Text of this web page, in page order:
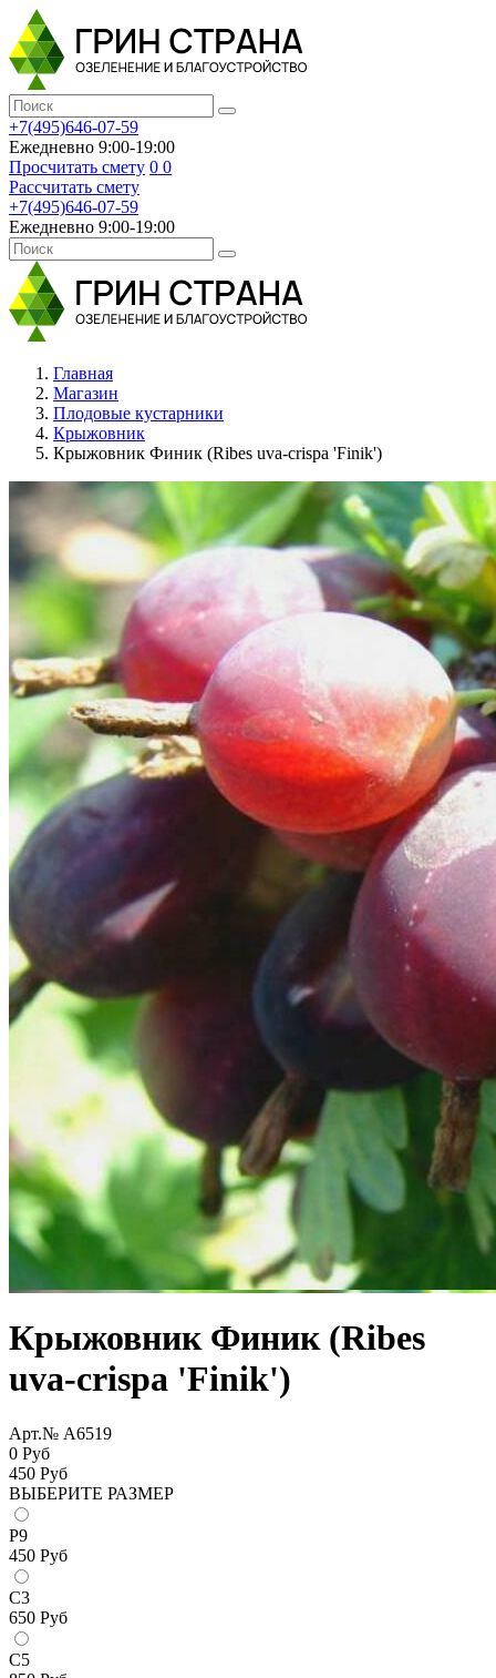
+7(495)646-07-59
Ежедневно 9:00-19:00
Просчитать смету 0 0
Рассчитать смету
+7(495)646-07-59
Ежедневно 9:00-19:00
Главная
Магазин
Плодовые кустарники
Крыжовник
Крыжовник Финик (Ribes uva-crispa 'Finik')
Крыжовник Финик (Ribes
uva-crispa 'Finik')
Арт.№ A6519
0 Руб
450 Руб
ВЫБЕРИТЕ РАЗМЕР
Р9
450 Руб
С3
650 Руб
С5